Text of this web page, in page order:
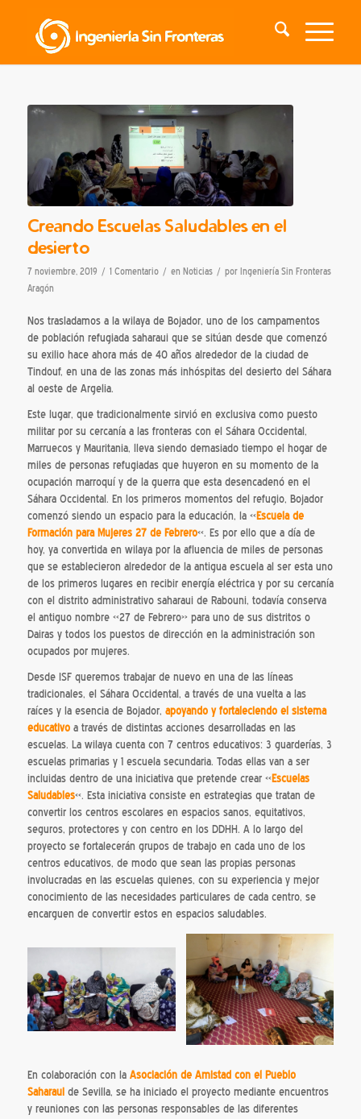
Creando Escuelas Saludables en el
desierto
7 noviembre, 2019 / 1 Comentario / en Noticias / por Ingeniería Sin Fronteras
Aragón
Nos trasladamos a la wilaya de Bojador, uno de los campamentos
de población refugiada saharaui que se sitúan desde que comenzó
su exilio hace ahora más de 40 años alrededor de la ciudad de
Tindouf, en una de las zonas más inhóspitas del desierto del Sáhara
al oeste de Argelia.
Este lugar, que tradicionalmente sirvió en exclusiva como puesto
militar por su cercanía a las fronteras con el Sáhara Occidental,
Marruecos y Mauritania, lleva siendo demasiado tiempo el hogar de
miles de personas refugiadas que huyeron en su momento de la
ocupación marroquí y de la guerra que esta desencadenó en el
Sáhara Occidental. En los primeros momentos del refugio, Bojador
comenzó siendo un espacio para la educación, la «Escuela de
Formación para Mujeres 27 de Febrero«. Es por ello que a día de
hoy, ya convertida en wilaya por la afluencia de miles de personas
que se establecieron alrededor de la antigua escuela al ser esta uno
de los primeros lugares en recibir energía eléctrica y por su cercanía
con el distrito administrativo saharaui de Rabouni, todavía conserva
el antiguo nombre «27 de Febrero» para uno de sus distritos o
Dairas y todos los puestos de dirección en la administración son
ocupados por mujeres.
Desde ISF queremos trabajar de nuevo en una de las líneas
tradicionales, el Sáhara Occidental, a través de una vuelta a las
raíces y la esencia de Bojador, apoyando y fortaleciendo el sistema
educativoa través de distintas acciones desarrolladas en las
escuelas. La wilaya cuenta con 7 centros educativos: 3 guarderías, 3
escuelas primarias y 1 escuela secundaria. Todas ellas van a ser
incluidas dentro de una iniciativa que pretende crear «Escuelas
Saludables«. Esta iniciativa consiste en estrategias que tratan de
convertir los centros escolares en espacios sanos, equitativos,
seguros, protectores y con centro en los DDHH. A lo largo del
proyecto se fortalecerán grupos de trabajo en cada uno de los
centros educativos, de modo que sean las propias personas
involucradas en las escuelas quienes, con su experiencia y mejor
conocimiento de las necesidades particulares de cada centro, se
encarguen de convertir estos en espacios saludables.
En colaboración con laAsociación de Amistad con el Pueblo
Saharauide Sevilla, se ha iniciado el proyecto mediante encuentros
y reuniones con las personas responsables de las diferentes